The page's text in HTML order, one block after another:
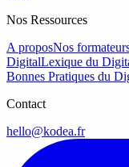
Nos Ressources
A proposNos
DigitalLexique du
Bonnes Pratiques du
Contact
hello@kodea.fr